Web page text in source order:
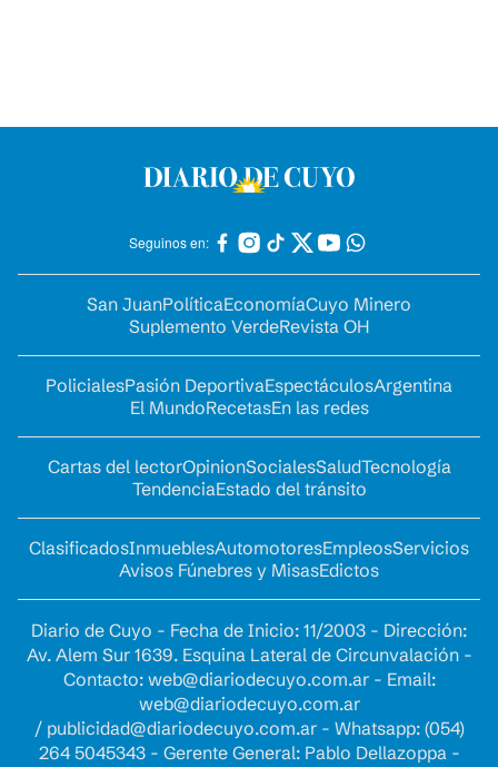
Seguinos en:
San JuanPolíticaEconomíaCuyo Minero
Suplemento VerdeRevista OH
PolicialesPasión DeportivaEspectáculosArgentina
El MundoRecetasEn las redes
Cartas del lectorOpinionSocialesSaludTecnología
TendenciaEstado del tránsito
ClasificadosInmueblesAutomotoresEmpleosServicios
Avisos Fúnebres y MisasEdictos
Diario de Cuyo - Fecha de Inicio: 11/2003 - Dirección:
Av. Alem Sur 1639. Esquina Lateral de Circunvalación -
Contacto: web@diariodecuyo.com.ar- Email:
web@diariodecuyo.com.ar
/ publicidad@diariodecuyo.com.ar- Whatsapp: (054)
264 5045343 - Gerente General: Pablo Dellazoppa -